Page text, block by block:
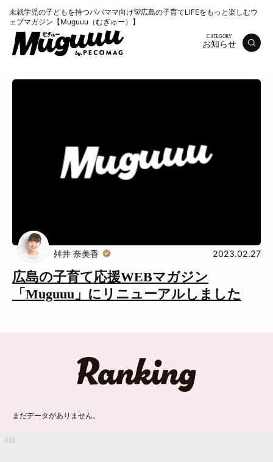
未就学児の子どもを持つパパママ向け🐻広島の子育てLIFEをもっと楽しむウ
ェブマガジン【Muguuu（むぎゅー）】
お知らせ
特集 くらし
Muguuuとは 運営会社
広告掲載について プライバシーポリシー
利用規約
広島の子育て応援WEBマガジン
「Muguuu」にリニューアルしました
舛井 奈美香 2023.02.27
まだデータがありません。